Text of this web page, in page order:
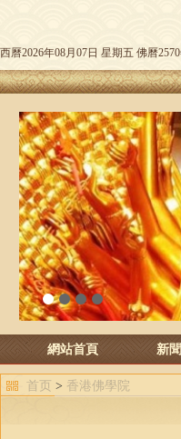
西曆2026年08月07日 星期五 佛曆
1 2 3 4
網站首頁 新
首页 > 香港佛學院